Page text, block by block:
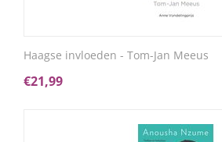
Haagse invloeden - Tom-Jan Meeus
€21,99